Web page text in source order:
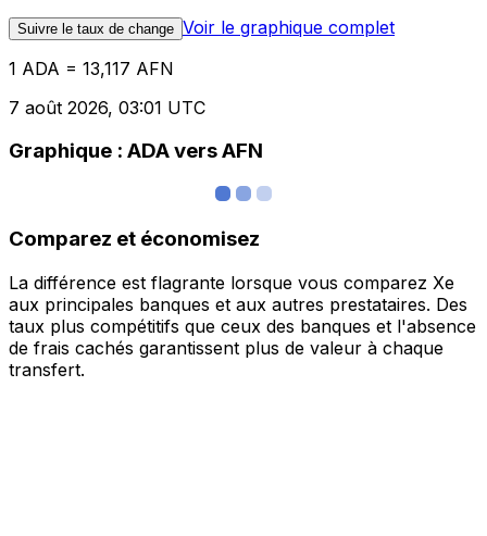
Suivre le taux de change Voir le graphique complet
1 ADA = 13,117 AFN
7 août 2026, 03:01 UTC
Graphique : ADA vers AFN
Comparez et économisez
La différence est flagrante lorsque vous comparez Xe
aux principales banques et aux autres prestataires. Des
taux plus compétitifs que ceux des banques et l'absence
de frais cachés garantissent plus de valeur à chaque
transfert.